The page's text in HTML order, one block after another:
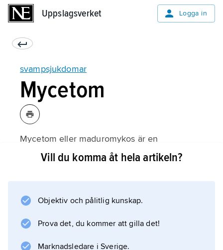
Uppslagsverket Logga in
svampsjukdomar
Mycetom
Mycetom eller maduromykos är en
svampinfektion som förekommer i områden
infekterar genom skador i huden. På
skadestället uppkommer en varbildande
underliggande vävnader och ben.
Vill du komma åt hela artikeln?
Objektiv och pålitlig kunskap.
Prova det, du kommer att gilla det!
Marknadsledare i Sverige.